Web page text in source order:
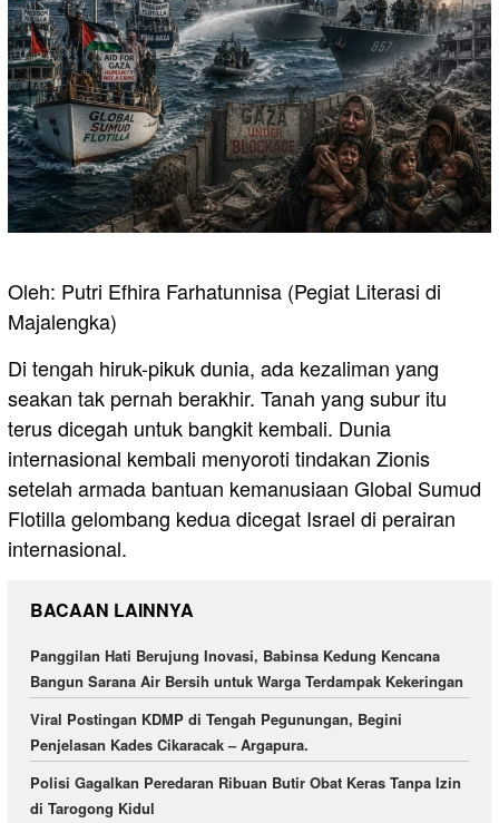
Oleh: Putri Efhira Farhatunnisa (Pegiat Literasi di
Majalengka)
Di tengah hiruk-pikuk dunia, ada kezaliman yang
seakan tak pernah berakhir. Tanah yang subur itu
terus dicegah untuk bangkit kembali. Dunia
internasional kembali menyoroti tindakan Zionis
setelah armada bantuan kemanusiaan Global Sumud
Flotilla gelombang kedua dicegat Israel di perairan
internasional.
BACAAN LAINNYA
Panggilan Hati Berujung Inovasi, Babinsa Kedung Kencana
Bangun Sarana Air Bersih untuk Warga Terdampak Kekeringan
Viral Postingan KDMP di Tengah Pegunungan, Begini
Penjelasan Kades Cikaracak – Argapura.
Polisi Gagalkan Peredaran Ribuan Butir Obat Keras Tanpa Izin
di Tarogong Kidul